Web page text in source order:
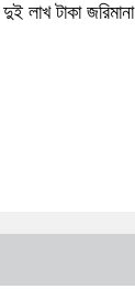
লাখ টাকা জরিমানা